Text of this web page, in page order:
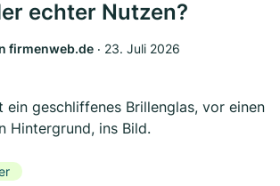
echter Nutzen?
firmenweb.de ‧ 23. Juli 2026